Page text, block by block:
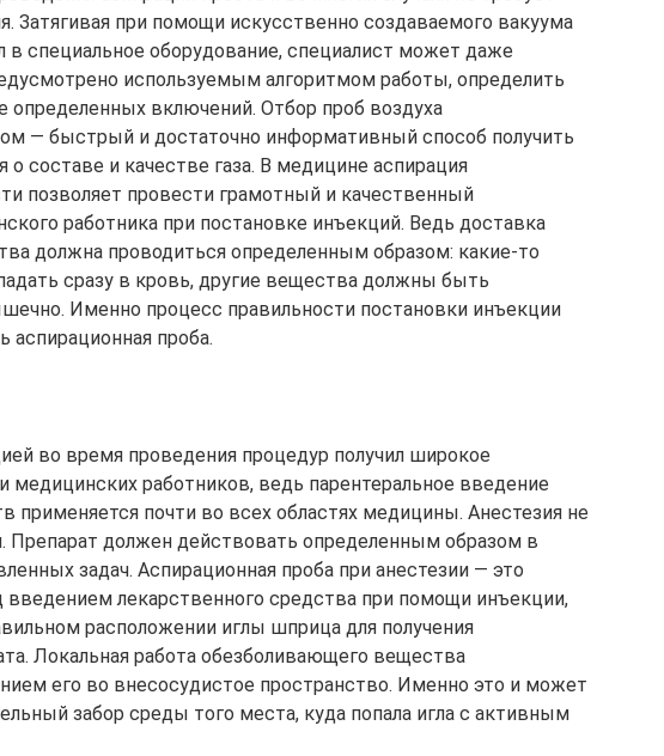
Затягивая при помощи искусственно создаваемого вакуума
в специальное оборудование, специалист может даже
используемым алгоритмом работы, определить
определенных включений. Отбор проб воздуха
— быстрый и достаточно информативный способ получить
составе и качестве газа. В медицине аспирация
позволяет провести грамотный и качественный
работника при постановке инъекций. Ведь доставка
должна проводиться определенным образом: какие-то
сразу в кровь, другие вещества должны быть
Именно процесс правильности постановки инъекции
аспирационная проба.
во время проведения процедур получил широкое
медицинских работников, ведь парентеральное введение
применяется почти во всех областях медицины. Анестезия не
Препарат должен действовать определенным образом в
задач. Аспирационная проба при анестезии — это
введением лекарственного средства при помощи инъекции,
расположении иглы шприца для получения
Локальная работа обезболивающего вещества
его во внесосудистое пространство. Именно это и может
забор среды того места, куда попала игла с активным